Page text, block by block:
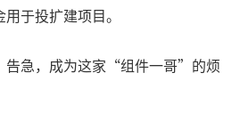
于投扩建项目。
急，成为这家“组件一哥”的烦